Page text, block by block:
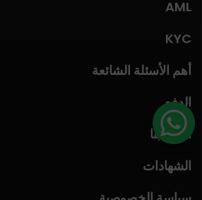
AML
KYC
أهم الأسئلة الشائعة
الدفع
اتصل بنا
الشهادات